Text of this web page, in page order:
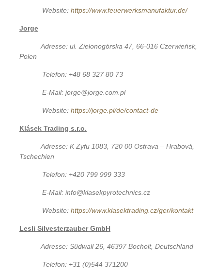
Website:https://www.feuerwerksmanufaktur.de/
Jorge
Adresse: ul. Zielonogórska 47, 66-016 Czerwieńsk,
Polen
Telefon: +48 68 327 80 73
E-Mail: jorge@jorge.com.pl
Website:https://jorge.pl/de/contact-de
Klásek Trading s.r.o.
Adresse: K Zyfu 1083, 720 00 Ostrava – Hrabová,
Tschechien
Telefon: +420 799 999 333
E-Mail: info@klasekpyrotechnics.cz
Website:https://www.klasektrading.cz/ger/kontakt
Lesli Silvesterzauber GmbH
Adresse: Südwall 26, 46397 Bocholt, Deutschland
Telefon: +31 (0)544 371200